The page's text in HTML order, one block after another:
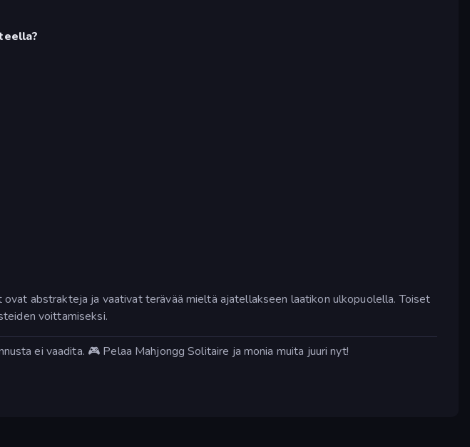
abstrakteja ja vaativat terävää mieltä ajatellakseen laatikon ulkopuolella. Toiset
voittamiseksi.
ei vaadita. 🎮 Pelaa Mahjongg Solitaire ja monia muita juuri nyt!